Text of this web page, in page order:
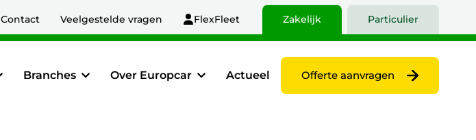
Contact Veelgestelde vragen FlexFleet Zakelijk Particulier
Branches Over Europcar Actueel Offerte aanvragen